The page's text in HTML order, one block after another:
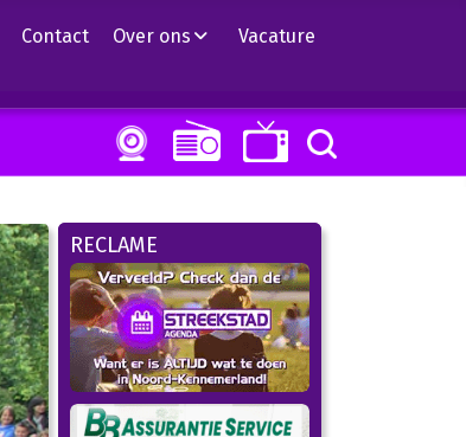
Contact Over ons Vacature
RECLAME